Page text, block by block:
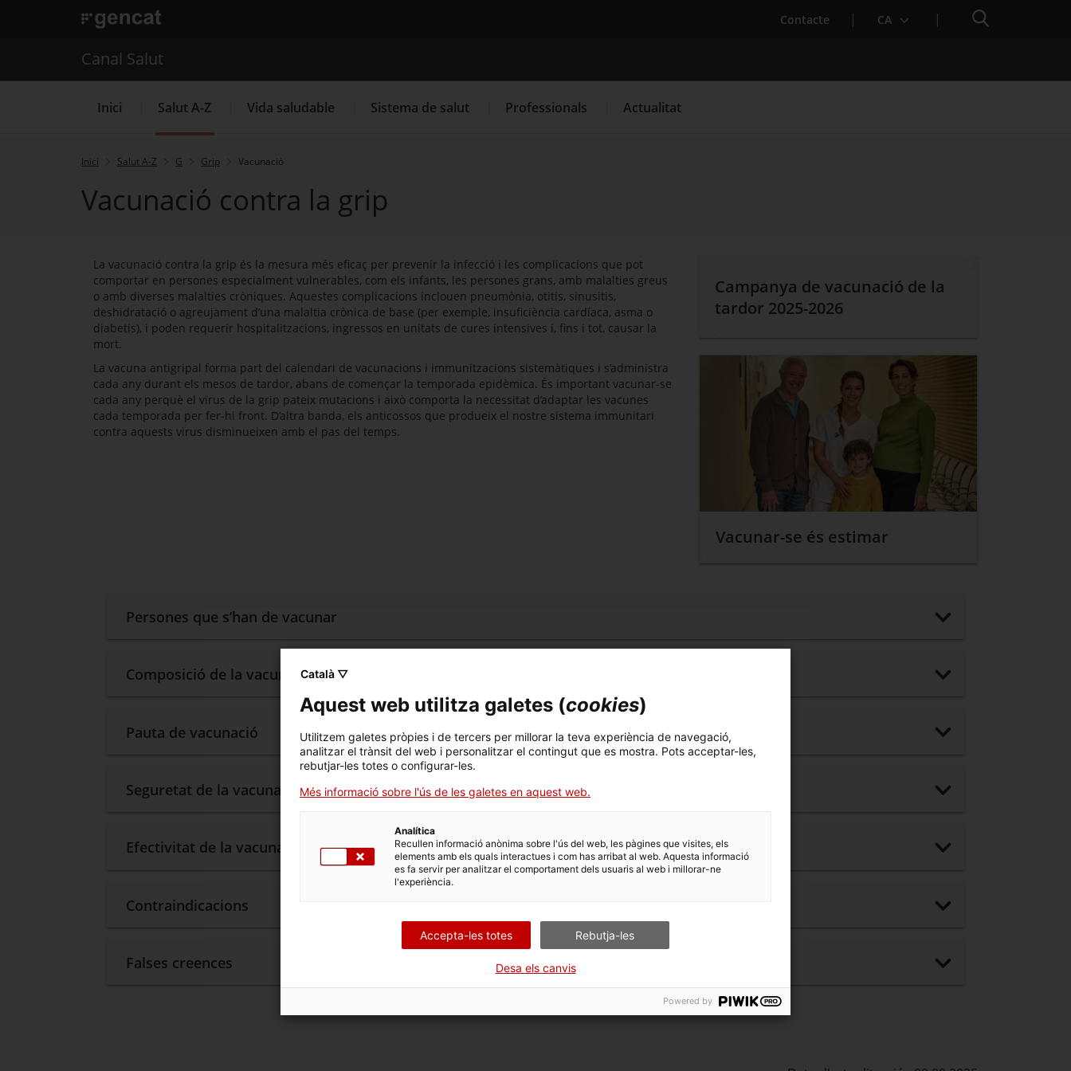
. Obre en una nova finestra. Contacte CA Cercador
Cercador
La Meva Salut. Obre en una nova finestra.
Canal Salut
Inici Salut A-Z Vida saludable Sistema de salut Professionals Actualitat
. Obre en una nova finestra.
Inici Salut A-Z G Grip Vacunació
Vacunació contra la grip
La vacunació contra la grip és la mesura més eficaç per prevenir la infecció i les complicacions que pot
comportar en persones especialment vulnerables, com els infants, les persones grans, amb malalties greus
o amb diverses malalties cròniques. Aquestes complicacions inclouen pneumònia, otitis, sinusitis,
deshidratació o agreujament d’una malaltia crònica de base (per exemple, insuficiència cardíaca, asma o
diabetis), i poden requerir hospitalitzacions, ingressos en unitats de cures intensives i, fins i tot, causar la
mort.
La vacuna antigripal forma part del calendari de vacunacions i immunitzacions sistemàtiques i s’administra
cada any durant els mesos de tardor, abans de començar la temporada epidèmica. És important vacunar-se
cada any perquè el virus de la grip pateix mutacions i això comporta la necessitat d’adaptar les vacunes
cada temporada per fer-hi front. D’altra banda, els anticossos que produeix el nostre sistema immunitari
contra aquests virus disminueixen amb el pas del temps.
Campanya de vacunació de la
tardor 2025-2026
Vacunar-se és estimar
Persones que s’han de vacunar
Composició de la vacuna
Pauta de vacunació
Seguretat de la vacuna
Efectivitat de la vacuna
Contraindicacions
Falses creences
Català ▽
Aquest web utilitza galetes (cookies)
Utilitzem galetes pròpies i de tercers per millorar la teva experiència de navegació,
analitzar el trànsit del web i personalitzar el contingut que es mostra. Pots acceptar-les,
rebutjar-les totes o configurar-les.
Més informació sobre l'ús de les galetes en aquest web.
Analítica
Recullen informació anònima sobre l'ús del web, les pàgines que visites, els
elements amb els quals interactues i com has arribat al web. Aquesta informació
es fa servir per analitzar el comportament dels usuaris al web i millorar-ne
l'experiència.
Accepta-les totes Rebutja-les
Desa els canvis
Powered by